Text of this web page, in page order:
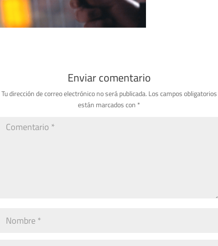
Enviar comentario
Tu dirección de correo electrónico no será publicada. Los campos obligatorios
están marcados con *